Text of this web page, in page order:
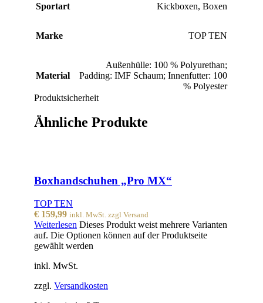
Sportart Kickboxen, Boxen
Marke TOP TEN
Material
Außenhülle: 100 % Polyurethan;
Padding: IMF Schaum; Innenfutter: 100
% Polyester
Produktsicherheit
Ähnliche Produkte
Boxhandschuhen „Pro MX“
TOP TEN
€ 159,99 inkl. MwSt. zzgl Versand
Weiterlesen Dieses Produkt weist mehrere Varianten
auf. Die Optionen können auf der Produktseite
gewählt werden
inkl. MwSt.
zzgl. Versandkosten